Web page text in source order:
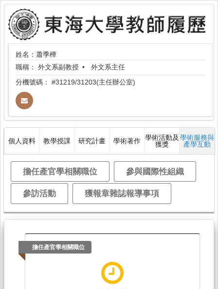
姓名：蕭季樺
職稱： 外文系副教授
外文系主任
分機號碼： #31219/31203(主任辦公室)
個人資料 教學授課 研究計畫 學術著作 學術活動及
獲獎
學術服務與
產學互動
擔任產官學相關職位 參與國際性組織
參訪活動 獲報章雜誌報導事項
擔任產官學相關職位